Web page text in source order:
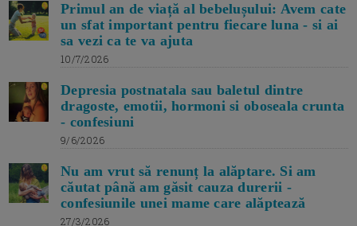
Primul an de viață al bebelușului: Avem cate
un sfat important pentru fiecare luna - si ai
sa vezi ca te va ajuta
10/7/2026
Depresia postnatala sau baletul dintre
dragoste, emotii, hormoni si oboseala crunta
- confesiuni
9/6/2026
Nu am vrut să renunț la alăptare. Si am
căutat până am găsit cauza durerii -
confesiunile unei mame care alăptează
27/3/2026